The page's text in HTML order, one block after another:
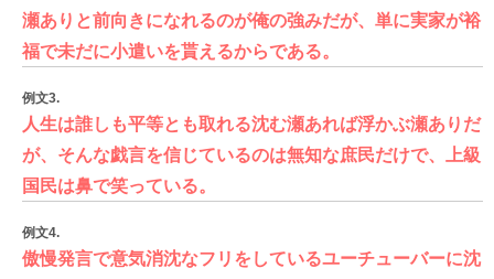
瀬ありと前向きになれるのが俺の強みだが、単に実家が裕
福で未だに小遣いを貰えるからである。
例文3.
人生は誰しも平等とも取れる沈む瀬あれば浮かぶ瀬ありだ
が、そんな戯言を信じているのは無知な庶民だけで、上級
国民は鼻で笑っている。
例文4.
傲慢発言で意気消沈なフリをしているユーチューバーに沈